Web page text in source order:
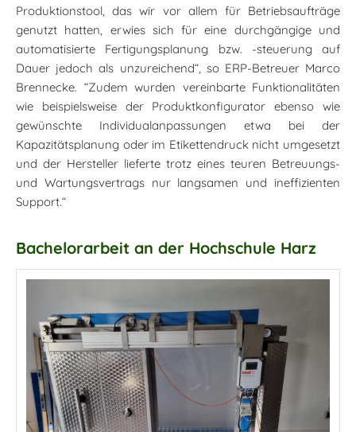
Produktionstool, das wir vor allem für Betriebsaufträge
genutzt hatten, erwies sich für eine durchgängige und
automatisierte Fertigungsplanung bzw. -steuerung auf
Dauer jedoch als unzureichend“, so ERP-Betreuer Marco
Brennecke. “Zudem wurden vereinbarte Funktionalitäten
wie beispielsweise der Produktkonfigurator ebenso wie
gewünschte Individualanpassungen etwa bei der
Kapazitätsplanung oder im Etikettendruck nicht umgesetzt
und der Hersteller lieferte trotz eines teuren Betreuungs-
und Wartungsvertrags nur langsamen und ineffizienten
Support.“
Bachelorarbeit an der Hochschule Harz